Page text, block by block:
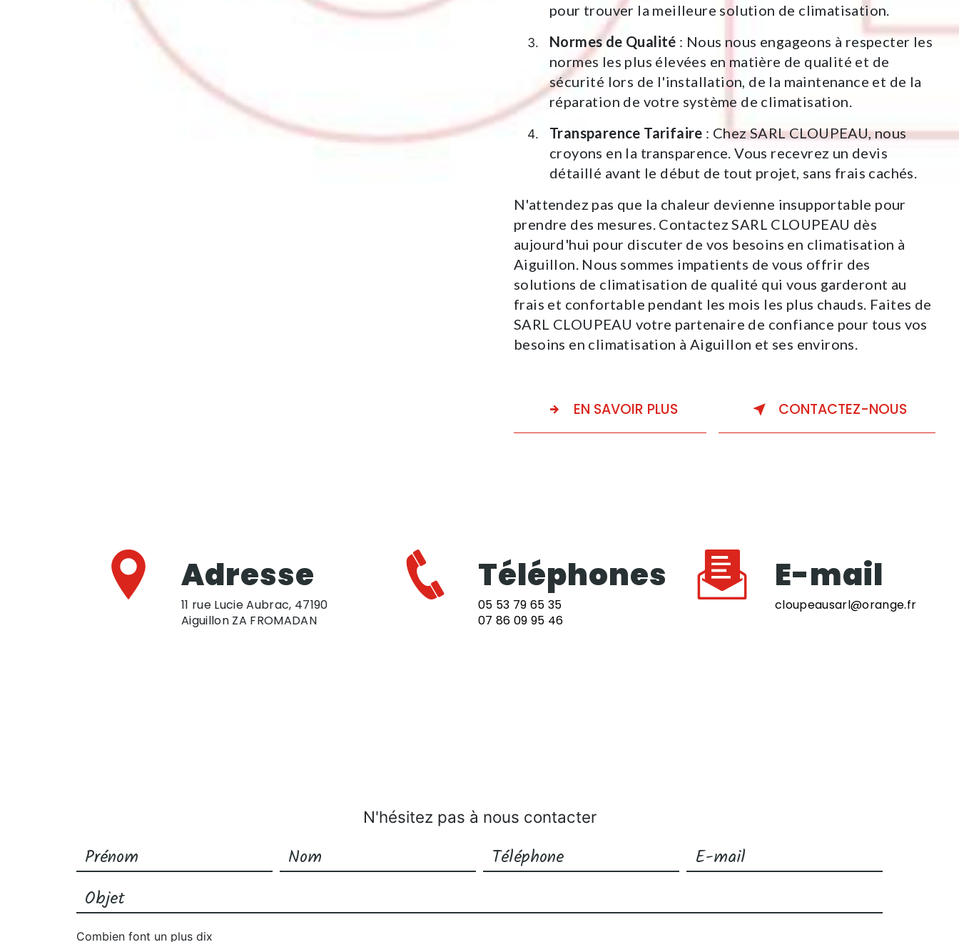
pour trouver la meilleure solution de climatisation.
Normes de Qualité : Nous nous engageons à respecter les
normes les plus élevées en matière de qualité et de
sécurité lors de l'installation, de la maintenance et de la
réparation de votre système de climatisation.
Transparence Tarifaire : Chez SARL CLOUPEAU, nous
croyons en la transparence. Vous recevrez un devis
détaillé avant le début de tout projet, sans frais cachés.
N'attendez pas que la chaleur devienne insupportable pour
prendre des mesures. Contactez SARL CLOUPEAU dès
aujourd'hui pour discuter de vos besoins en climatisation à
Aiguillon. Nous sommes impatients de vous offrir des
solutions de climatisation de qualité qui vous garderont au
frais et confortable pendant les mois les plus chauds. Faites de
SARL CLOUPEAU votre partenaire de confiance pour tous vos
besoins en climatisation à Aiguillon et ses environs.
EN SAVOIR PLUS CONTACTEZ-NOUS
Adresse
11 rue Lucie Aubrac, 47190
Aiguillon ZA FROMADAN
Téléphones
05 53 79 65 35
07 86 09 95 46
E-mail
cloupeausarl@orange.fr
N'hésitez pas à nous contacter
Combien font un plus dix